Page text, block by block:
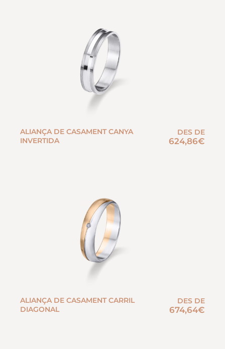
ALIANÇA DE CASAMENT CANYA
INVERTIDA
DES DE
624,86€
ALIANÇA DE CASAMENT CARRIL
DIAGONAL
DES DE
674,64€